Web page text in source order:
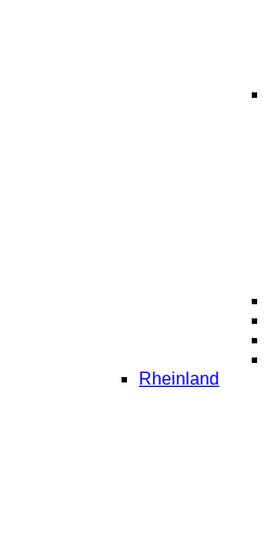
Rheinland